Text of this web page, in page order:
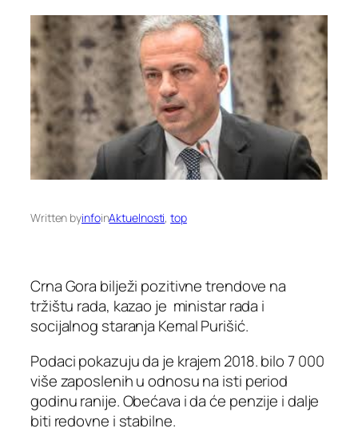
Written byinfoinAktuelnosti, top
Crna Gora bilježi pozitivne trendove na
tržištu rada, kazao je ministar rada i
socijalnog staranja Kemal Purišić.
Podaci pokazuju da je krajem 2018. bilo 7 000
više zaposlenih u odnosu na isti period
godinu ranije. Obećava i da će penzije i dalje
biti redovne i stabilne.